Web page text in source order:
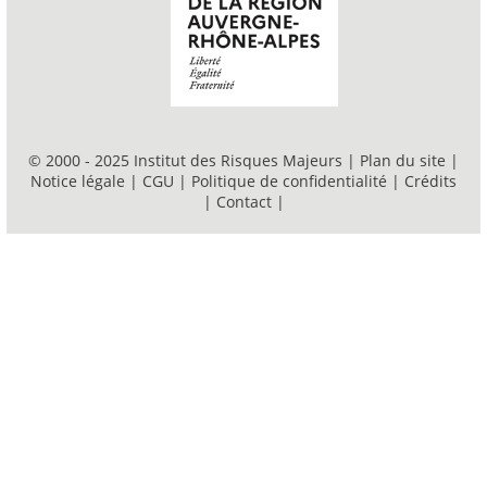
© 2000 - 2025 Institut des Risques Majeurs | Plan du site |
Notice légale | CGU | Politique de confidentialité | Crédits
| Contact |